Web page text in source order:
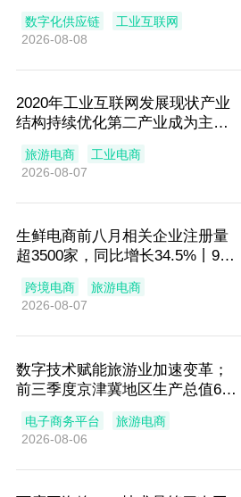
【电商简讯】
数字化供应链
工业互联网
2026-08-08
2020年工业互联网发展现状产业
结构持续优化第二产业成为主战
旅游电商
工业电商
2026-08-07
生鲜电商前八月相关企业注册量
超3500家，同比增长34.5%丨9月
跨境电商
旅游电商
2026-08-07
数字技术赋能旅游业加速变革；
前三季度京津冀地区生产总值6.2
电子商务平台
旅游电商
2026-08-06